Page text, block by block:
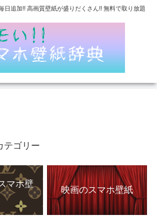
日追加!! 高画質壁紙が盛りだくさん!! 無料で取り放題
テゴリー
マホ壁
映画のスマホ壁紙